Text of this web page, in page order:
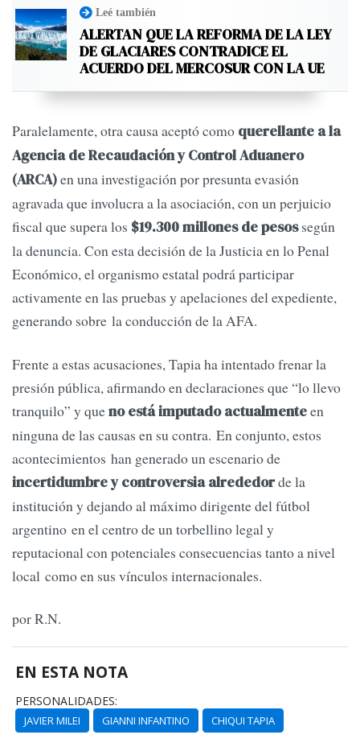
Leé también
ALERTAN QUE LA REFORMA DE LA LEY
DE GLACIARES CONTRADICE EL
ACUERDO DEL MERCOSUR CON LA UE
Paralelamente, otra causa aceptó como querellante a la
Agencia de Recaudación y Control Aduanero
(ARCA)en una investigación por presunta evasión
agravada que involucra a la asociación, con un perjuicio
fiscal que supera los $19.300 millones de pesossegún
la denuncia. Con esta decisión de la Justicia en lo Penal
Económico, el organismo estatal podrá participar
activamente en las pruebas y apelaciones del expediente,
generando sobre la conducción de la AFA.
Frente a estas acusaciones, Tapia ha intentado frenar la
presión pública, afirmando en declaraciones que “lo llevo
tranquilo” y queno está imputado actualmenteen
ninguna de las causas en su contra. En conjunto, estos
acontecimientos han generado un escenario de
incertidumbre y controversia alrededorde la
institución y dejando al máximo dirigente del fútbol
argentino en el centro de un torbellino legal y
reputacional con potenciales consecuencias tanto a nivel
local como en sus vínculos internacionales.
por R.N.
EN ESTA NOTA
PERSONALIDADES:
JAVIER MILEI GIANNI INFANTINO CHIQUI TAPIA